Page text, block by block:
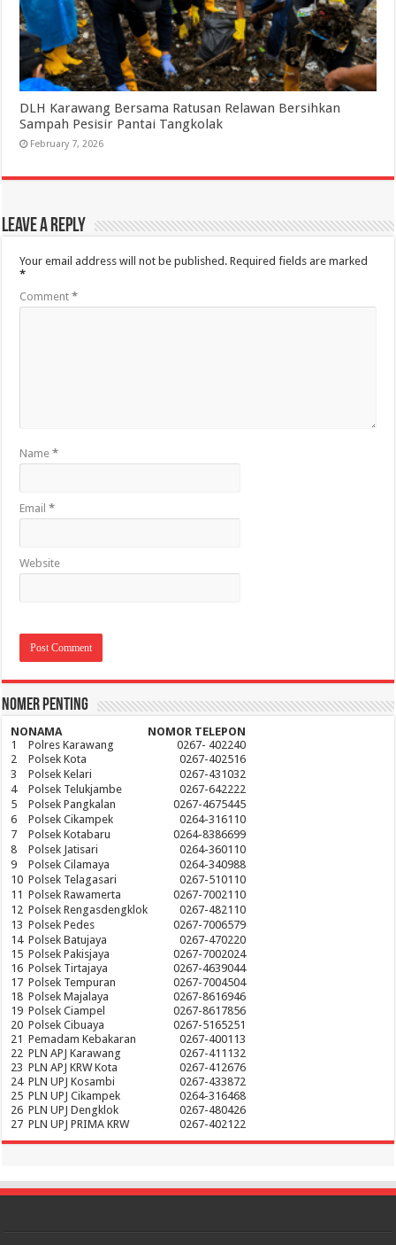
DLH Karawang Bersama Ratusan Relawan Bersihkan
Sampah Pesisir Pantai Tangkolak
February 7, 2026
Leave a Reply
Your email address will not be published. Required fields are marked
*
Comment*
Name*
Email*
Website
Nomer Penting
NONAMA
NOMOR TELEPON
1
Polres Karawang
0267- 402240
2
Polsek Kota
0267-402516
3
Polsek Kelari
0267-431032
4
Polsek Telukjambe
0267-642222
5
Polsek Pangkalan
0267-4675445
6
Polsek Cikampek
0264-316110
7
Polsek Kotabaru
0264-8386699
8
Polsek Jatisari
0264-360110
9
Polsek Cilamaya
0264-340988
10 Polsek Telagasari
0267-510110
11 Polsek Rawamerta
0267-7002110
12 Polsek Rengasdengklok
0267-482110
13 Polsek Pedes
0267-7006579
14 Polsek Batujaya
0267-470220
15 Polsek Pakisjaya
0267-7002024
16 Polsek Tirtajaya
0267-4639044
17 Polsek Tempuran
0267-7004504
18 Polsek Majalaya
0267-8616946
19 Polsek Ciampel
0267-8617856
20 Polsek Cibuaya
0267-5165251
21 Pemadam Kebakaran
0267-400113
22 PLN APJ Karawang
0267-411132
23 PLN APJ KRW Kota
0267-412676
24 PLN UPJ Kosambi
0267-433872
25 PLN UPJ Cikampek
0264-316468
26 PLN UPJ Dengklok
0267-480426
27 PLN UPJ PRIMA KRW 0267-402122